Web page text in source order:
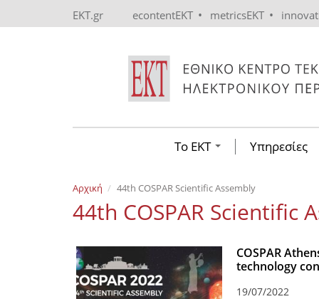
EKT.gr econtentEKT • metricsEKT •
Το ΕΚΤ Υπηρεσίες
Αρχική 44th COSPAR Scientific Assembly
44th COSPAR Scientific
COSPAR
technology
19/07/2022